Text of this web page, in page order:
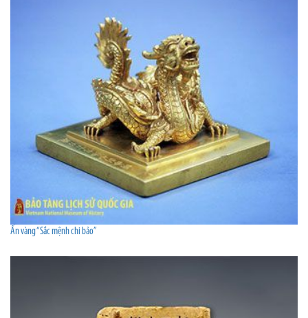
Ấn vàng “Sắc mệnh chi bảo”